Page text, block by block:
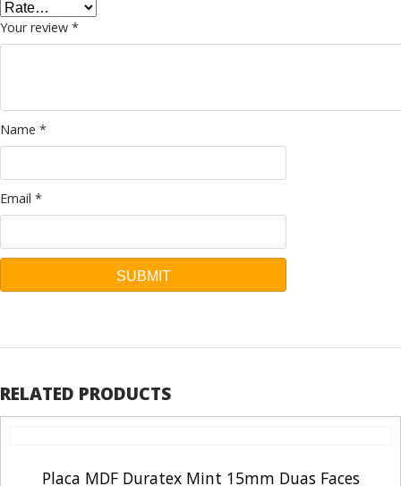
Your review *
Name *
Email *
RELATED PRODUCTS
Placa MDF Duratex Mint 15mm Duas Faces